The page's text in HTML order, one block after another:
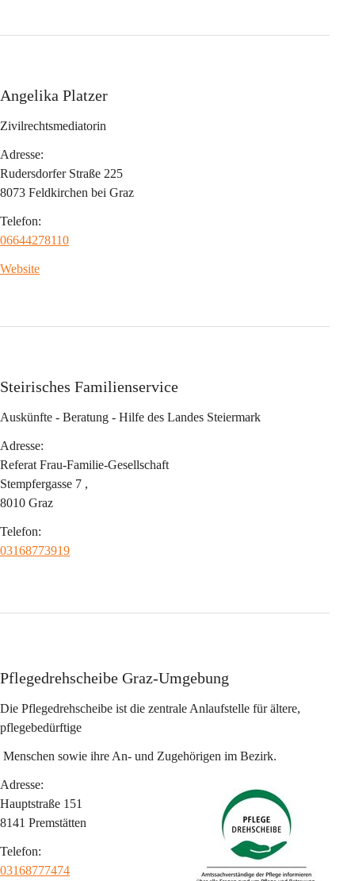
Angelika Platzer
Zivilrechtsmediatorin
Adresse:
Rudersdorfer Straße 225
8073 Feldkirchen bei Graz
Telefon:
06644278110
Website
Steirisches Familienservice
Auskünfte - Beratung - Hilfe des Landes Steiermark
Adresse:
Referat Frau-Familie-Gesellschaft
Stempfergasse 7 ,
8010 Graz
Telefon:
03168773919
Pflegedrehscheibe Graz-Umgebung
Die Pflegedrehscheibe ist die zentrale Anlaufstelle für ältere,
pflegebedürftige
Menschen sowie ihre An- und Zugehörigen im Bezirk.
Adresse:
Hauptstraße 151
8141 Premstätten
Telefon:
03168777474